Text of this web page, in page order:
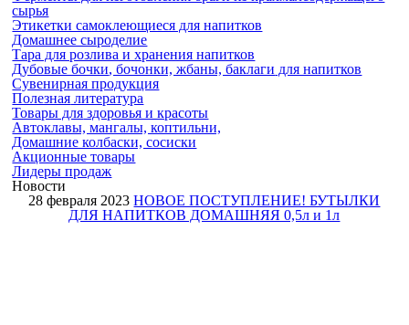
сырья
Этикетки самоклеющиеся для напитков
Домашнее сыроделие
Тара для розлива и хранения напитков
Дубовые бочки, бочонки, жбаны, баклаги для напитков
Сувенирная продукция
Полезная литература
Товары для здоровья и красоты
Автоклавы, мангалы, коптильни,
Домашние колбаски, сосиски
Акционные товары
Лидеры продаж
Новости
28 февраля 2023 НОВОЕ ПОСТУПЛЕНИЕ! БУТЫЛКИ
ДЛЯ НАПИТКОВ ДОМАШНЯЯ 0,5л и 1л